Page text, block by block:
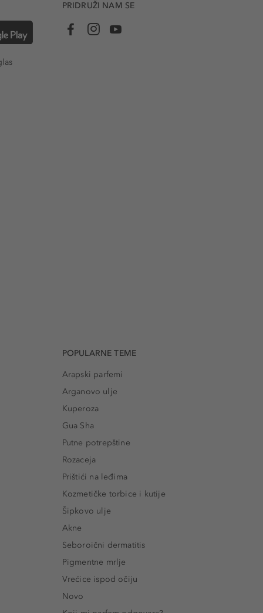
PRIDRUŽI NAM SE
POPULARNE TEME
Arapski parfemi
Arganovo ulje
Kuperoza
Gua Sha
Putne potrepštine
Rozaceja
Prištići na leđima
Kozmetičke torbice i kutije
Šipkovo ulje
Akne
Seboroični dermatitis
Pigmentne mrlje
Vrećice ispod očiju
Novo